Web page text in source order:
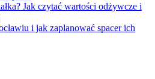
Jak czytać wartości odżywcze i
i jak zaplanować spacer ich